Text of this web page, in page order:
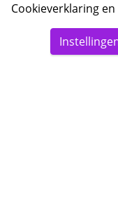
© 2026 Bebsy.nl
Cookieverklaring en